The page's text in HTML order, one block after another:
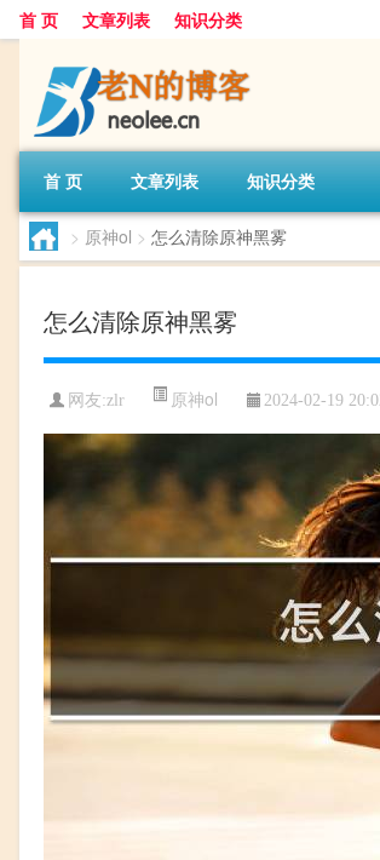
首 页 文章列表 知识分类
首 页 文章列表 知识分类
> 原神ol > 怎么清除原神黑雾
怎么清除原神黑雾
网友:zlr 原神ol 2024-02-19